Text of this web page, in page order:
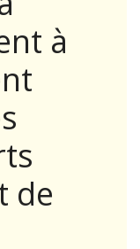
à
de